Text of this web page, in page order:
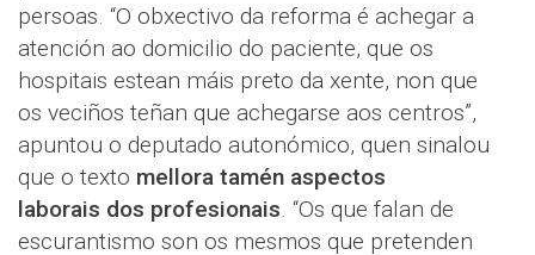
persoas. “O obxectivo da reforma é achegar a
atención ao domicilio do paciente, que os
hospitais estean máis preto da xente, non que
os veciños teñan que achegarse aos centros”,
apuntou o deputado autonómico, quen sinalou
que o texto mellora tamén aspectos
laborais dos profesionais . “Os que falan de
escurantismo son os mesmos que pretenden